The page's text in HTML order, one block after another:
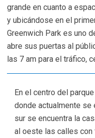
grande en cuanto a
y ubicándose en el
Greenwich Park es uno
abre sus puertas al
las 7 am para el tráfico,
En el centro del
donde actualmente se
sur se encuentra la
al oeste las calles